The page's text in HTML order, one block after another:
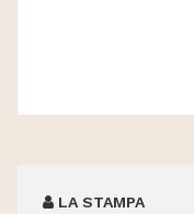
LA STAMPA